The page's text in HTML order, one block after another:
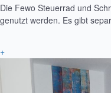
Die Fewo Steuerrad und
genutzt werden. Es gibt
+